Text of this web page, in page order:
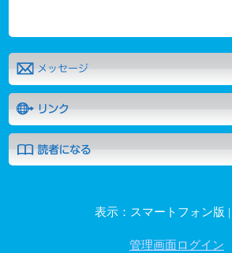
表示：スマートフォン版 |
管理画面ログイン